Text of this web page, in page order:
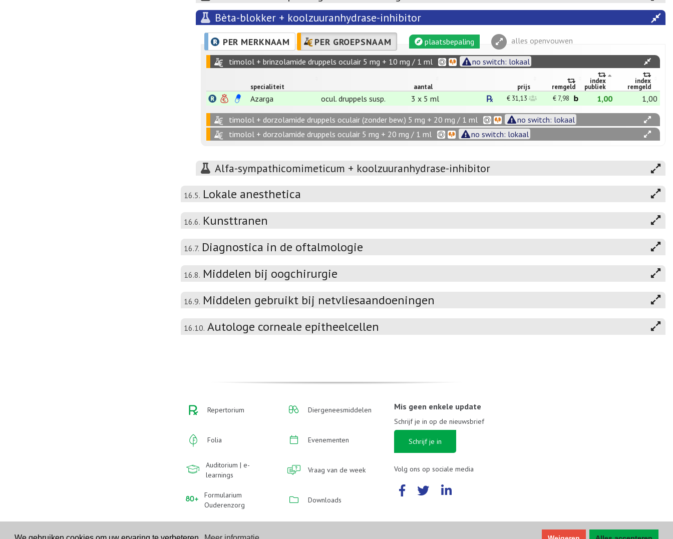
Bèta-blokker + koolzuuranhydrase-inhibitor
PER MERKNAAM PER GROEPSNAAM plaatsbepaling alles openvouwen
timolol + brinzolamide druppels oculair 5 mg + 10 mg / 1 ml no switch: lokaal
specialiteit aantal prijs remgeld
index
publiek
index
remgeld
Azarga ocul. druppels susp. 3 x 5 ml € 31,13 € 7,98 1,00 1,00
timolol + dorzolamide druppels oculair (zonder bew.) 5 mg + 20 mg / 1 ml
no switch: lokaal
timolol + dorzolamide druppels oculair 5 mg + 20 mg / 1 ml
no switch: lokaal
Alfa-sympathicomimeticum + koolzuuranhydrase-inhibitor
16.5. Lokale anesthetica
16.6. Kunsttranen
16.7. Diagnostica in de oftalmologie
16.8. Middelen bij oogchirurgie
16.9. Middelen gebruikt bij netvliesaandoeningen
16.10. Autologe corneale epitheelcellen
Repertorium
Folia
Auditorium | e-
learnings
Formularium
Ouderenzorg
Diergeneesmiddelen
Evenementen
Vraag van de week
Downloads
Mis geen enkele update
Schrijf je in op de nieuwsbrief
Schrijf je in
Volg ons op sociale media